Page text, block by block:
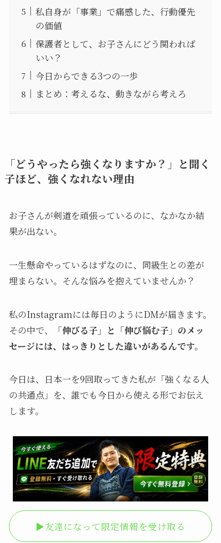
私自身が「事業」で痛感した、行動優先
の価値
保護者として、お子さんにどう関われば
いい？
今日からできる3つの一歩
まとめ：考えるな、動きながら考えろ
「どうやったら強くなりますか？」と聞く
子ほど、強くなれない理由
お子さんが剣道を頑張っているのに、なかなか結
果が出ない。
一生懸命やっているはずなのに、同級生との差が
埋まらない。そんな悩みを抱えていませんか？
私のInstagramには毎日のようにDMが届きます。
その中で、
「伸びる子」と「伸び悩む子」のメッ
セージには、はっきりとした違いがあるんです。
今日は、日本一を9回取ってきた私が「強くなる人
の共通点」を、誰でも今日から使える形でお伝え
します。
▶︎友達になって限定情報を受け取る